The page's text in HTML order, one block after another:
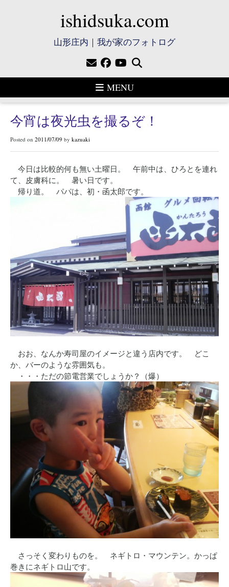
ishidsuka.com
山形庄内｜我が家のフォトログ
MENU
今宵は夜光虫を撮るぞ！
Posted on 2011/07/09 by kazuaki
今日は比較的何も無い土曜日。 午前中は、ひろとを連れ
て、皮膚科に。 暑い日です。
帰り道。 パパは、初・函太郎です。
おお、なんか寿司屋のイメージと違う店内です。 どこ
か、バーのような雰囲気も。
・・・ただの節電営業でしょうか？（爆）
さっそく変わりものを。 ネギトロ・マウンテン。かっぱ
巻きにネギトロ山です。